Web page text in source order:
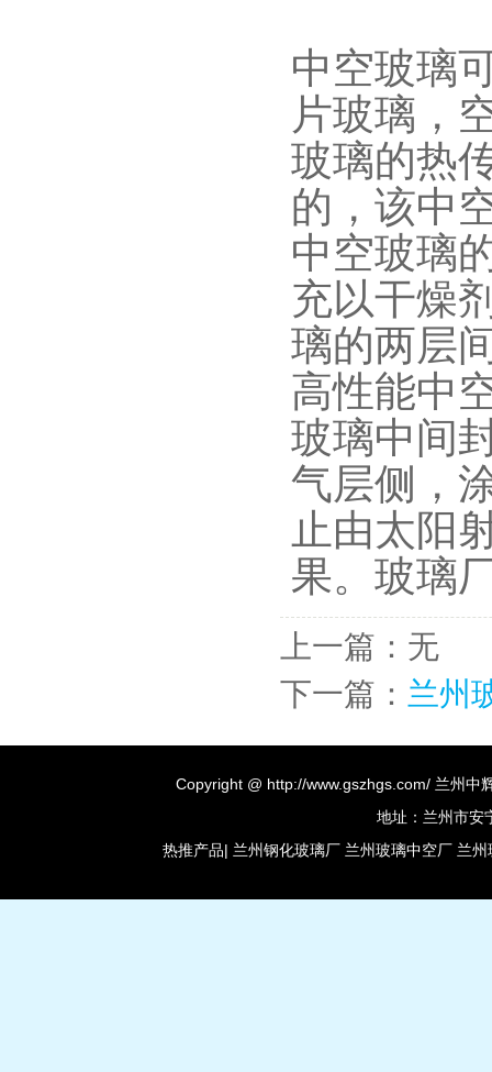
中空玻璃
片玻璃，
玻璃的热
的，该中
中空玻璃
充以干燥
璃的两层
高性能中
玻璃中间
气层侧，
止由太阳
果。 玻璃
上一篇：无
下一篇： 兰州
Copyright @ http://www.gszhgs.com/ 兰州中
地址：兰州市
热推产品| 兰州钢化玻璃厂 兰州玻璃中空厂 兰州